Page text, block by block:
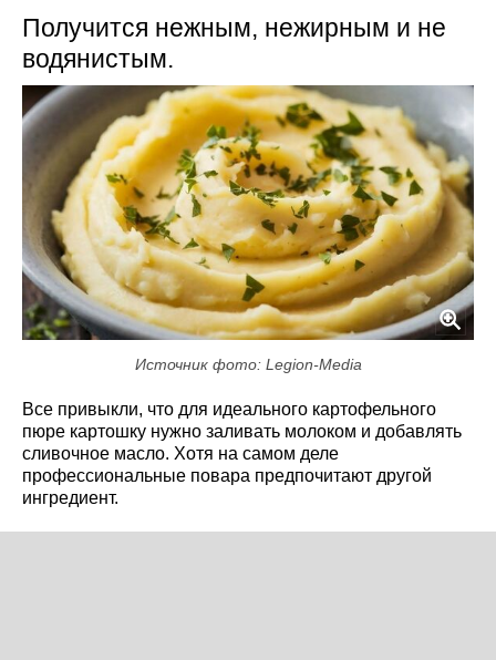
Получится нежным, нежирным и не
водянистым.
Источник фото: Legion-Media
Все привыкли, что для идеального картофельного
пюре картошку нужно заливать молоком и добавлять
сливочное масло. Хотя на самом деле
профессиональные повара предпочитают другой
ингредиент.